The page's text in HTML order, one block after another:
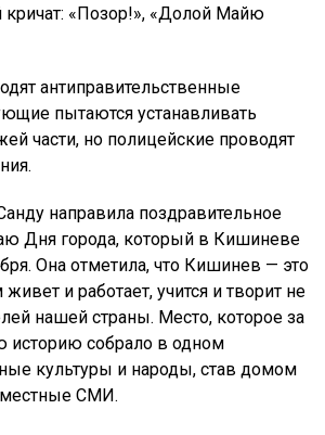
кричат: «Позор!», «Долой Майю
антиправительственные
пытаются устанавливать
части, но полицейские проводят
направила поздравительное
Дня города, который в Кишиневе
Она отметила, что Кишинев — это
и работает, учится и творит не
нашей страны. Место, которое за
собрало в одном
культуры и народы, став домом
местные СМИ.